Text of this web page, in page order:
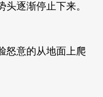
逐渐停止下来。
怒意的从地面上爬